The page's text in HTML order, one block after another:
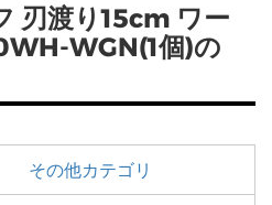
刃渡り15cm ワー
WGN(1個)の
その他カテゴリ